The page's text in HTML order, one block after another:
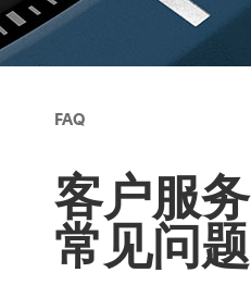
FAQ
客户服务
常见问题